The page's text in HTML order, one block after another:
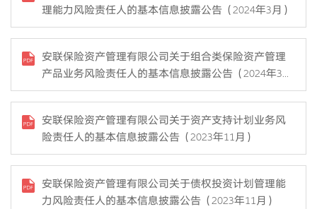
理能力风险责任人的基本信息披露公告（2024年3月）
安联保险资产管理有限公司关于组合类保险资产管理
产品业务风险责任人的基本信息披露公告（2024年3
月）
安联保险资产管理有限公司关于资产支持计划业务风
险责任人的基本信息披露公告（2023年11月）
安联保险资产管理有限公司关于债权投资计划管理能
力风险责任人的基本信息披露公告（2023年11月）